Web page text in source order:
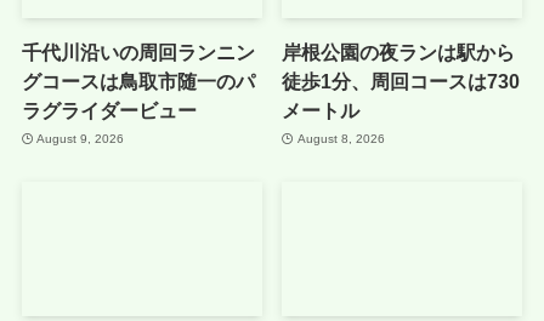
千代川沿いの周回ランニン
グコースは鳥取市随一のパ
ラグライダービュー
August 9, 2026
岸根公園の夜ランは駅から
徒歩1分、周回コースは730
メートル
August 8, 2026